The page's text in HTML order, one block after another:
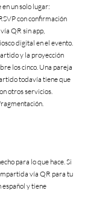
un solo lugar:
con confirmación
QR sin app,
digital en el evento.
y la proyección
los cinco. Una pareja
todavía tiene que
otros servicios.
para lo que hace. Si
vía QR para tu
español y tiene